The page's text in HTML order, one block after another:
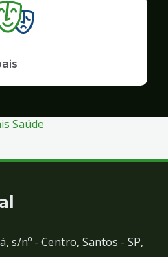
Saúde
s/nº - Centro, Santos - SP,